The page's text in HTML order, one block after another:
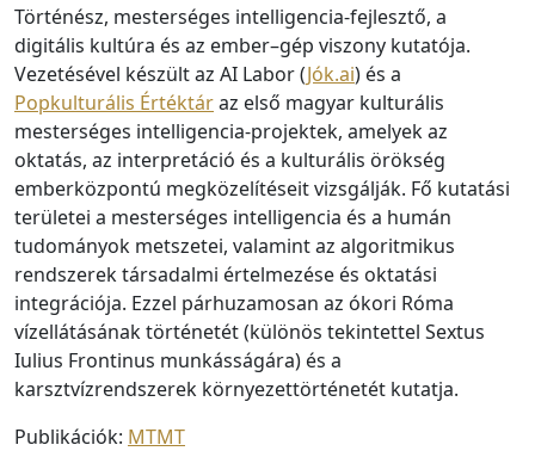
Történész, mesterséges intelligencia-fejlesztő, a
digitális kultúra és az ember–gép viszony kutatója.
Vezetésével készült az AI Labor (Jók.ai) és a
Popkulturális Értéktáraz első magyar kulturális
mesterséges intelligencia-projektek, amelyek az
oktatás, az interpretáció és a kulturális örökség
emberközpontú megközelítéseit vizsgálják. Fő kutatási
területei a mesterséges intelligencia és a humán
tudományok metszetei, valamint az algoritmikus
rendszerek társadalmi értelmezése és oktatási
integrációja. Ezzel párhuzamosan az ókori Róma
vízellátásának történetét (különös tekintettel Sextus
Iulius Frontinus munkásságára) és a
karsztvízrendszerek környezettörténetét kutatja.
Publikációk: MTMT